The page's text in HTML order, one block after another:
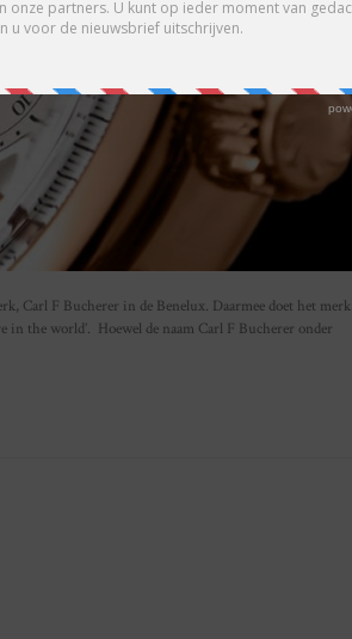
Carl F Bucherer in de Benelux. Daarmee doet het merk
the world’. Hoewel de naam Carl F Bucherer onder